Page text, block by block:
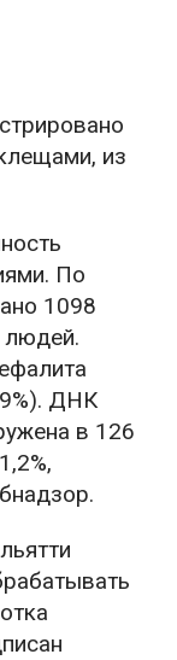
из
По
1098
людей.
ДНК
в 126